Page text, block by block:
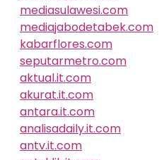
mediasulawesi.com
mediajabodetabek.com
kabarflores.com
seputarmetro.com
aktual.it.com
akurat.it.com
antara.it.com
analisadaily.it.com
antv.it.com